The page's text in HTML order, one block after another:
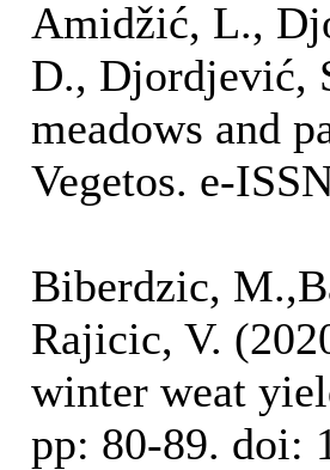
Amidžić, L.,
D., Djordjević,
meadows and
Vegetos. e-
Biberdzic,
Rajicic, V.
winter weat
pp: 80-89. doi: